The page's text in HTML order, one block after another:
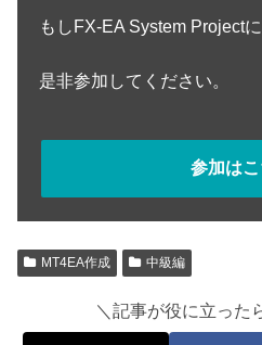
もしFX-EA System Project
是非参加してください。
参加はこ
MT4EA作成 中級編
＼記事が役に立った